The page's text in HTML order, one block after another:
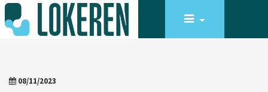
08/11/2023